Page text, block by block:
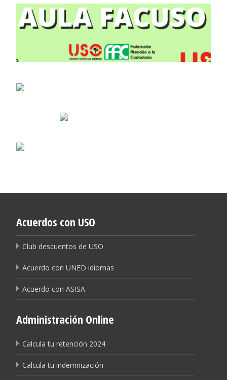
Acuerdos con USO
Club descuentos de USO
Acuerdo con UNED idiomas
Acuerdo con ASISA
Administración Online
Calcula tu retención 2024
Calcula tu indemnización